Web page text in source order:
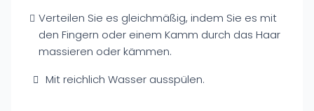
Verteilen Sie es gleichmäßig, indem Sie es mit
den Fingern oder einem Kamm durch das Haar
massieren oder kämmen.
Mit reichlich Wasser ausspülen.